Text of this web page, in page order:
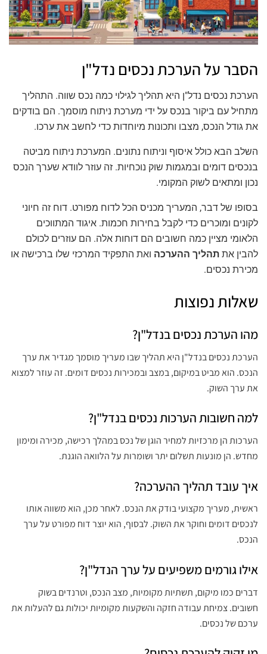
הסבר על הערכת נכסים נדל"ן
הערכת נכסים נדל"ן היא תהליך לגילוי כמה נכס שווה. התהליך
מתחיל עם ביקור בנכס על ידי מערכת ניתוח מוסמך. הם בודקים
את גודל הנכס, מצבו ותכונות מיוחדות כדי לחשב את ערכו.
השלב הבא כולל איסוף וניתוח נתונים. המערכת ניתוח מביטה
בנכסים דומים ובמגמות שוק נוכחיות. זה עוזר לוודא שערך הנכס
נכון ומתאים לשוק המקומי.
בסופו של דבר, המעריך מכניס הכל לדוח מפורט. דוח זה חיוני
לקונים ומוכרים כדי לקבל בחירות חכמות. איגוד המתווכים
הלאומי מציין כמה חשובים הם דוחות אלה. הם עוזרים לכולם
להבין את תהליך ההערכה ואת התפקיד המרכזי שלו ברכישה או
מכירת נכסים.
שאלות נפוצות
מהו הערכת נכסים בנדל"ן?
הערכת נכסים בנדל"ן היא תהליך שבו מעריך מוסמך מגדיר את ערך
הנכס. הוא מביט במיקום, במצב ובמכירות נכסים דומים. זה עוזר למצוא
את ערך השוק.
למה חשובות הערכות נכסים בנדל"ן?
הערכות הן מרכזיות למחיר הוגן של נכס במהלך רכישה, מכירה ומימון
מחדש. הן מונעות תשלום יתר ושומרות על הלוואה הוגנת.
איך עובד תהליך ההערכה?
ראשית, מעריך מקצועי בודק את הנכס. לאחר מכן, הוא משווה אותו
לנכסים דומים וחוקר את השוק. לבסוף, הוא יוצר דוח מפורט על ערך
הנכס.
אילו גורמים משפיעים על ערך הנדל"ן?
דברים כמו מיקום, תשתיות מקומיות, מצב הנכס, וטרנדים בשוק
חשובים. צמיחת עבודה חזקה והשקעות מקומיות יכולות גם להעלות את
ערכם של נכסים.